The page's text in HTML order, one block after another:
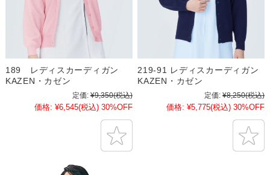
189 レディスカーディガン
KAZEN・カゼン
定価: ¥9,350(税込)
価格: ¥6,545(税込) 30%OFF
219-91 レディスカーディガン
KAZEN・カゼン
定価: ¥8,250(税込)
価格: ¥5,775(税込) 30%OFF